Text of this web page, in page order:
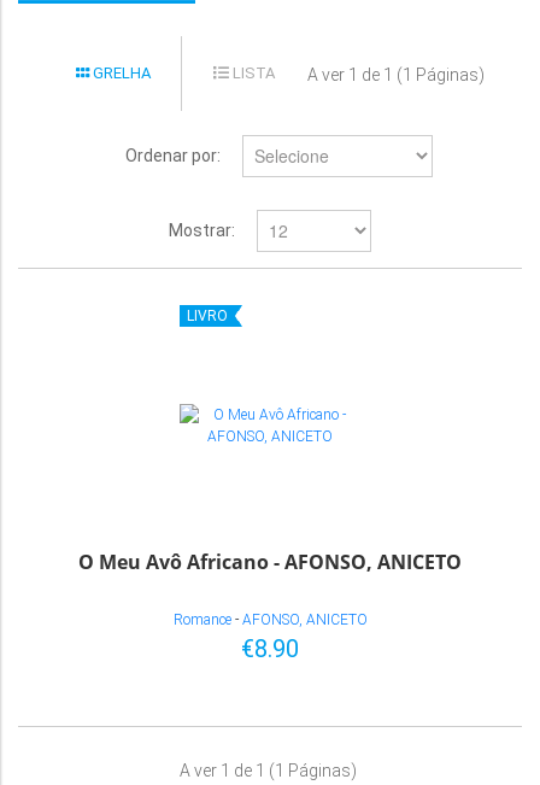
GRELHA LISTA A ver 1 de 1 (1 Páginas)
Ordenar por:
Mostrar:
LIVRO
O Meu Avô Africano - AFONSO, ANICETO
Romance- AFONSO, ANICETO
€8.90
A ver 1 de 1 (1 Páginas)